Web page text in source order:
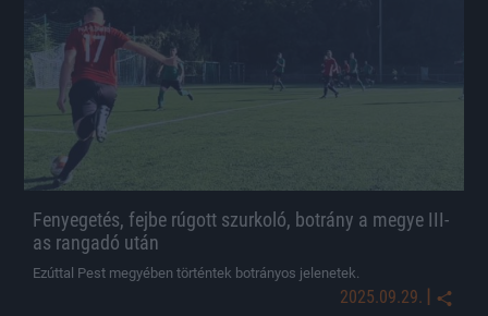
Fenyegetés, fejbe rúgott szurkoló, botrány a megye III-
as rangadó után
Ezúttal Pest megyében történtek botrányos jelenetek.
2025.09.29. |